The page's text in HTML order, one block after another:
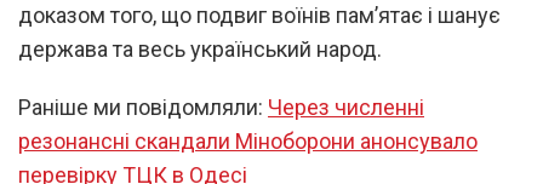
доказом того, що подвиг воїнів пам’ятає і шанує
держава та весь український народ.
Раніше ми повідомляли: Через численні
резонансні скандали Міноборони анонсувало
перевірку ТЦК в Одесі